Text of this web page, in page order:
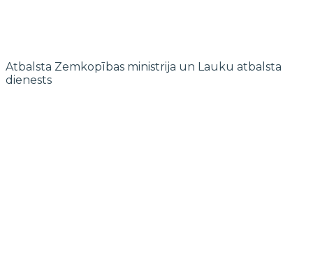
Atbalsta Zemkopības ministrija un Lauku atbalsta
dienests